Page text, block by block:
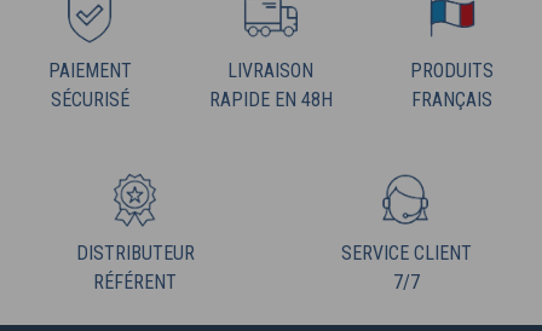
PAIEMENT
SÉCURISÉ
LIVRAISON
RAPIDE EN 48H
PRODUITS
FRANÇAIS
DISTRIBUTEUR
RÉFÉRENT
SERVICE CLIENT
7/7